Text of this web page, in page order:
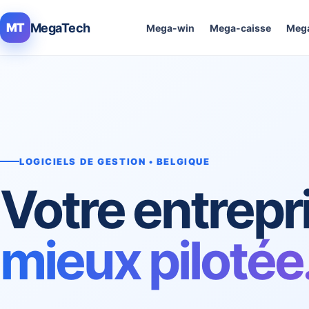
MT MegaTech Mega-win Mega-caisse
LOGICIELS DE GESTION • BELGIQUE
Votre
mieux